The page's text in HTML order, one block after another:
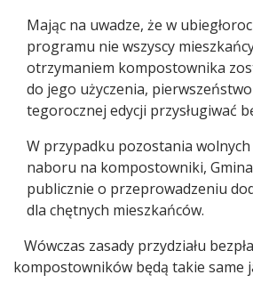
Mając na uwadze, że w
programu nie wszyscy
otrzymaniem kompostownika
do jego użyczenia, pierwszeństwo
tegorocznej edycji przysługiwać
W przypadku pozostania wolnych
naboru na kompostowniki,
publicznie o przeprowadzeniu
dla chętnych mieszkańców.
Wówczas zasady przydziału
kompostowników będą takie same